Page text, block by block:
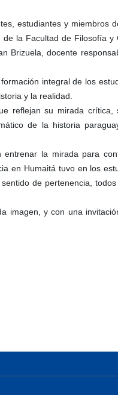
estudiantes y miembros
la Facultad de Filosofía y
Brizuela, docente
integral de los
y la realidad.
reflejan su mirada crítica,
de la historia
la mirada para
en Humaitá tuvo en los
de pertenencia,
imagen, y con una